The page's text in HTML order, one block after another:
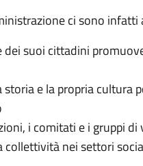
ci sono infatti
dei suoi cittadini
storia e la propria cultura
i comitati e i gruppi
nei settori